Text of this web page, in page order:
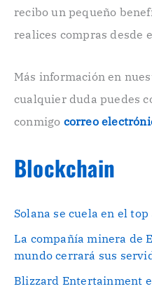
ó
n
o
.
recibo un pequeño
realices compras desde
Más información en
cualquier duda puedes
conmigo correo
Blockchain
Solana se cuela en el
La compañía minera de
mundo cerrará sus
Blizzard Entertainment